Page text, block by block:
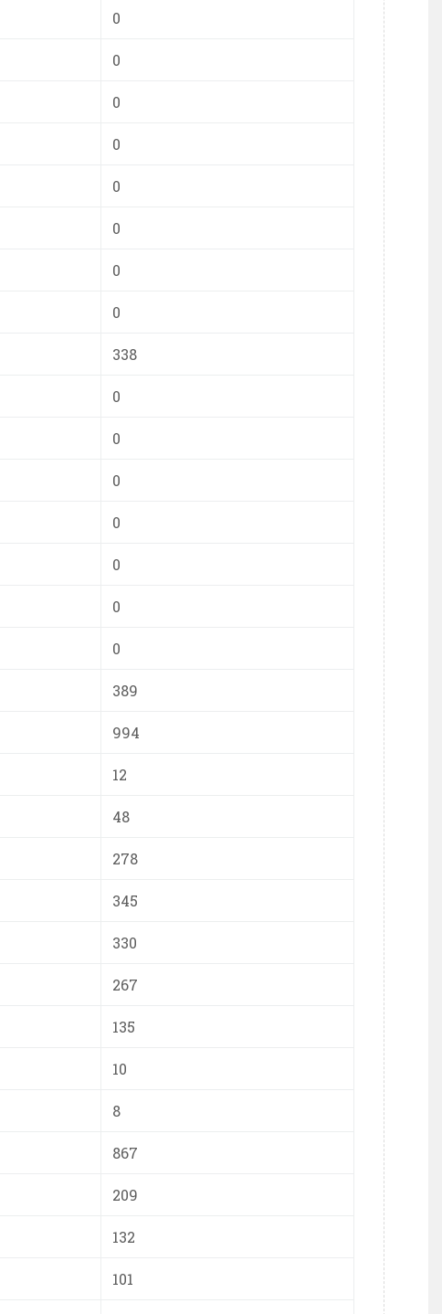
0
0
0
0
0
0
0
0
338
0
0
0
0
0
0
0
389
994
12
48
278
345
330
267
135
10
8
867
209
132
101